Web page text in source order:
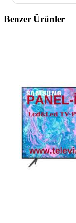
fiyatlarıyla
tasarruf sağladığı
Benzer Ürünler